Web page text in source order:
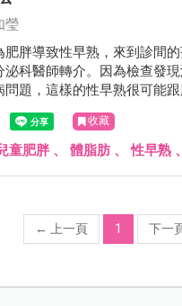
瑩
肥胖導致性早熟，來到診間
泌科醫師轉介。因為檢查發
問題，這樣的性早熟很可能跟
做體重控制。今天就來聊聊兒
收藏
童肥胖、 體脂肪、性早熟
← 上一頁 1 下一